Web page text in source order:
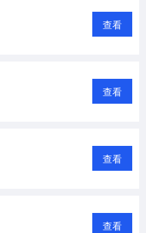
查看
查看
查看
查看